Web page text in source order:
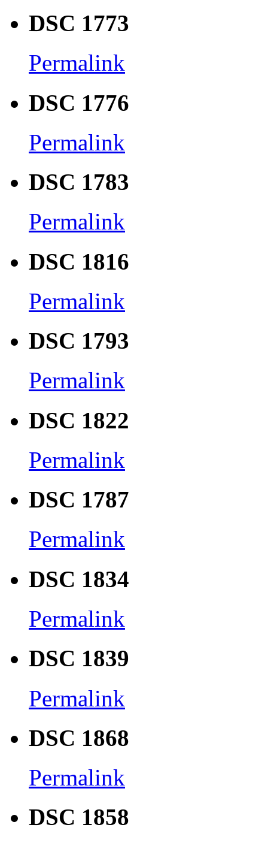
DSC 1773
Permalink
DSC 1776
Permalink
DSC 1783
Permalink
DSC 1816
Permalink
DSC 1793
Permalink
DSC 1822
Permalink
DSC 1787
Permalink
DSC 1834
Permalink
DSC 1839
Permalink
DSC 1868
Permalink
DSC 1858